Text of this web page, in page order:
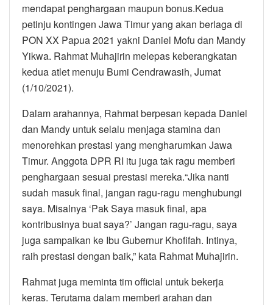
mendapat penghargaan maupun bonus.Kedua
petinju kontingen Jawa Timur yang akan berlaga di
PON XX Papua 2021 yakni Daniel Mofu dan Mandy
Yikwa. Rahmat Muhajirin melepas keberangkatan
kedua atlet menuju Bumi Cendrawasih, Jumat
(1/10/2021).
Dalam arahannya, Rahmat berpesan kepada Daniel
dan Mandy untuk selalu menjaga stamina dan
menorehkan prestasi yang mengharumkan Jawa
Timur. Anggota DPR RI itu juga tak ragu memberi
penghargaan sesuai prestasi mereka.“Jika nanti
sudah masuk final, jangan ragu-ragu menghubungi
saya. Misalnya ‘Pak Saya masuk final, apa
kontribusinya buat saya?’ Jangan ragu-ragu, saya
juga sampaikan ke Ibu Gubernur Khofifah. Intinya,
raih prestasi dengan baik,” kata Rahmat Muhajirin.
Rahmat juga meminta tim official untuk bekerja
keras. Terutama dalam memberi arahan dan